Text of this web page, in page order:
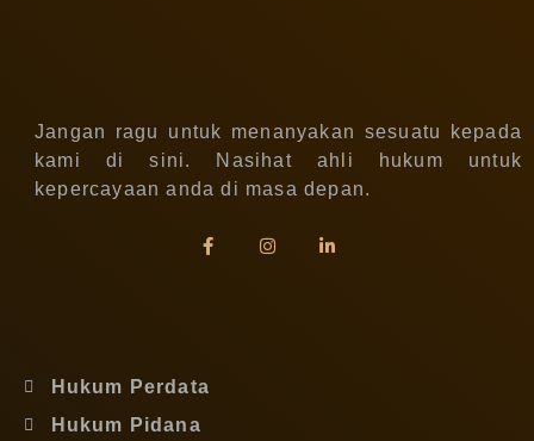
Jangan ragu untuk menanyakan sesuatu kepada
kami di sini. Nasihat ahli hukum untuk
kepercayaan anda di masa depan.
Hukum Perdata
Hukum Pidana